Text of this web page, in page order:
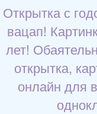
Открытка с
вацап!
лет!
открытка,
онлайн для